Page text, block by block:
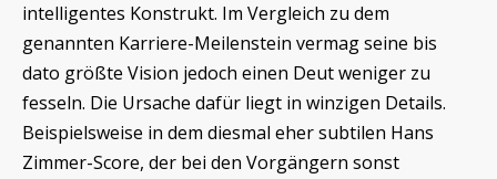
intelligentes Konstrukt. Im Vergleich zu dem
genannten Karriere-Meilenstein vermag seine bis
dato größte Vision jedoch einen Deut weniger zu
fesseln. Die Ursache dafür liegt in winzigen Details.
Beispielsweise in dem diesmal eher subtilen Hans
Zimmer-Score, der bei den Vorgängern sonst